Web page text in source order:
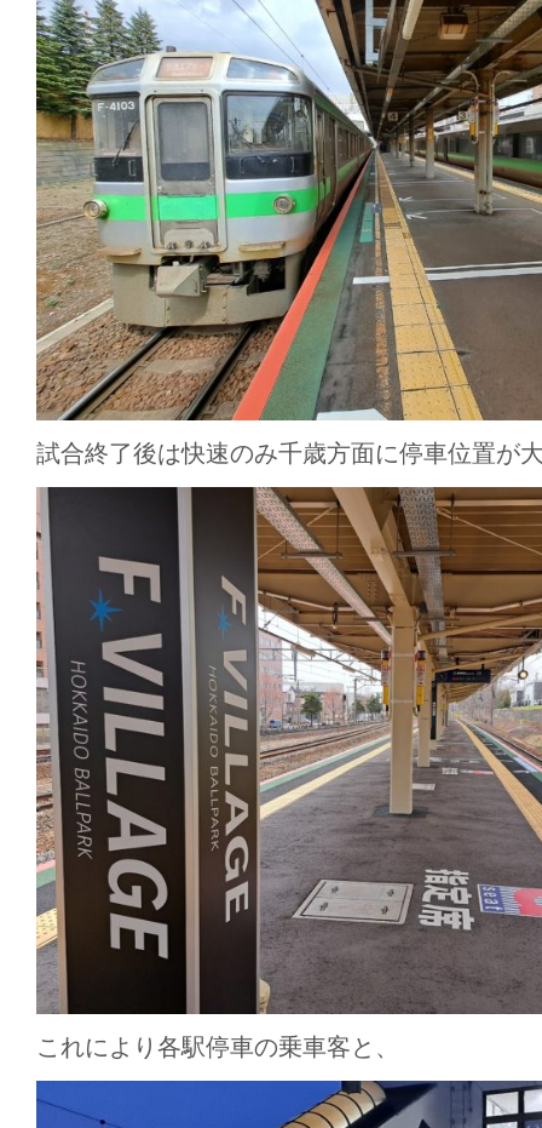
試合終了後は快速のみ千歳方面に停車位置が
これにより各駅停車の乗車客と、